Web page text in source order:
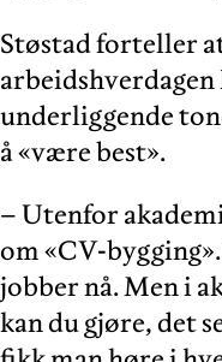
Støstad forteller
arbeidshverdagen
underliggende
å «være best».
– Utenfor
om «CV-
jobber nå. Men i
kan du gjøre, det